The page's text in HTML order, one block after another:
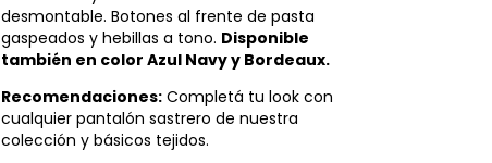
desmontable. Botones al frente de pasta
gaspeados y hebillas a tono. Disponible
también en color Azul Navy y Bordeaux.
Recomendaciones: Completá tu look con
cualquier pantalón sastrero de nuestra
colección y básicos tejidos.